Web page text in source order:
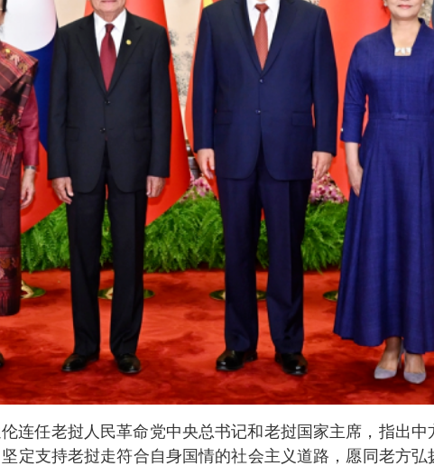
连任老挝人民革命党中央总书记和老挝国家主席，指出中
定支持老挝走符合自身国情的社会主义道路，愿同老方弘